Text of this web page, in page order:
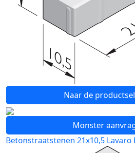
Naar de
Monster
Betonstraatstenen 21x10,5 Lavaro